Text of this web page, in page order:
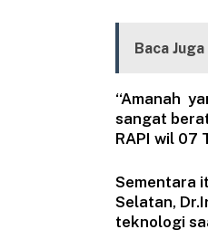
Baca Juga
“Amanah
sangat
RAPI wil 07
Sementara
Selatan,
teknologi